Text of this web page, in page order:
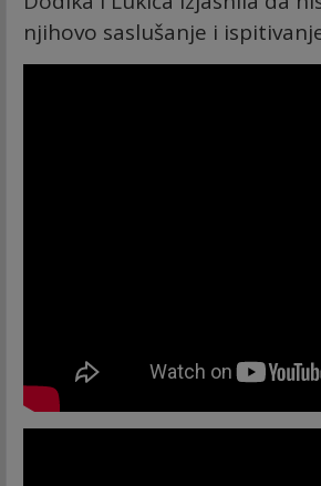
njihovo saslušanje i